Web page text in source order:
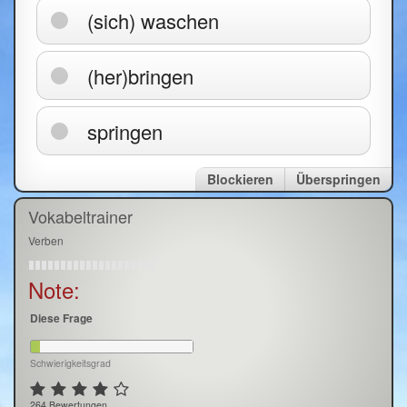
(sich) waschen
(her)bringen
springen
Überspringen
Blockieren
Vokabeltrainer
Verben
Note:
Diese Frage
Schwierigkeitsgrad